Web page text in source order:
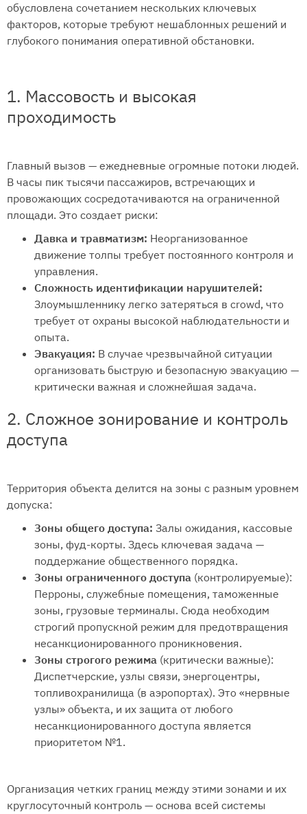
обусловлена сочетанием нескольких ключевых
факторов, которые требуют нешаблонных решений и
глубокого понимания оперативной обстановки.
1. Массовость и высокая
проходимость
Главный вызов — ежедневные огромные потоки людей.
В часы пик тысячи пассажиров, встречающих и
провожающих сосредотачиваются на ограниченной
площади. Это создает риски:
Давка и травматизм: Неорганизованное
движение толпы требует постоянного контроля и
управления.
Сложность идентификации нарушителей:
Злоумышленнику легко затеряться в crowd, что
требует от охраны высокой наблюдательности и
опыта.
Эвакуация: В случае чрезвычайной ситуации
организовать быструю и безопасную эвакуацию —
критически важная и сложнейшая задача.
2. Сложное зонирование и контроль
доступа
Территория объекта делится на зоны с разным уровнем
допуска:
Зоны общего доступа: Залы ожидания, кассовые
зоны, фуд-корты. Здесь ключевая задача —
поддержание общественного порядка.
Зоны ограниченного доступа (контролируемые):
Перроны, служебные помещения, таможенные
зоны, грузовые терминалы. Сюда необходим
строгий пропускной режим для предотвращения
несанкционированного проникновения.
Зоны строгого режима (критически важные):
Диспетчерские, узлы связи, энергоцентры,
топливохранилища (в аэропортах). Это «нервные
узлы» объекта, и их защита от любого
несанкционированного доступа является
приоритетом №1.
Организация четких границ между этими зонами и их
круглосуточный контроль — основа всей системы